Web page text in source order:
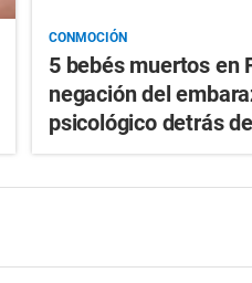
CONMOCIÓN
5 bebés muertos en
negación del
psicológico detrás